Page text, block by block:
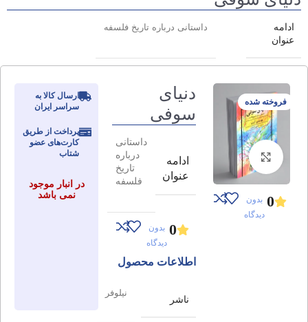
ادامه
عنوان
داستانی درباره تاریخ فلسفه
فروخته شده
برای بزرگنمایی کلیک کنید
0 بدون
دیدگاه
دنیای
سوفی
ادامه
عنوان
داستانی
درباره
تاریخ
فلسفه
0 بدون
دیدگاه
اطلاعات محصول
ناشر
نیلوفر
ارسال کالا به
سراسر ایران
پرداخت از طریق
کارت‌های عضو
شتاب
در انبار موجود
نمی باشد